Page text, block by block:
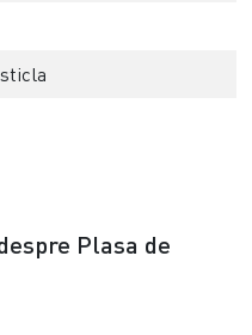
Plasa de